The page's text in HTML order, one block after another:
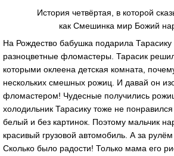
История четвёртая, в которой
как Смешинка мир Божий
На Рождество бабушка подарила
разноцветные фломастеры. Тарасик
которыми оклеена детская комната,
нескольких смешных рожиц. И давай он
фломастером! Чудесные получились
холодильник Тарасику тоже не
белый и без картинок. Поэтому мальчик
красивый грузовой автомобиль. А за
Сколько было радости! Только мама его